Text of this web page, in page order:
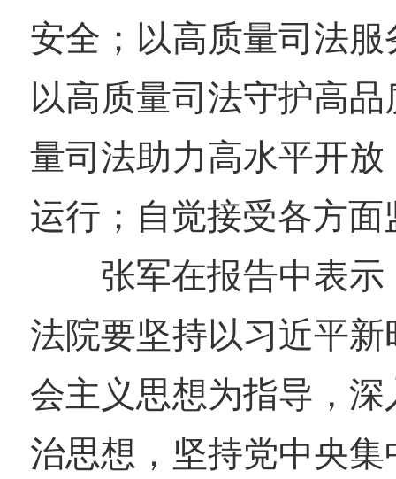
安全；以高质量司法
以高质量司法守护高
量司法助力高水平开
运行；自觉接受各方面
张军在报告中表示
法院要坚持以习近平
会主义思想为指导，
治思想，坚持党中央